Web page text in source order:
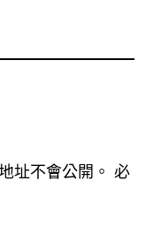
址不會公開。 必